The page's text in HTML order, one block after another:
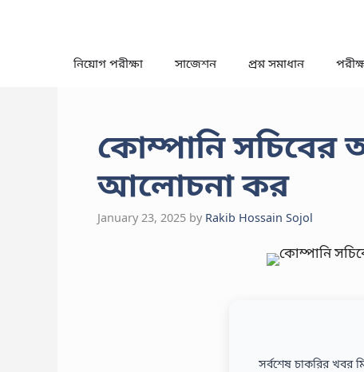
নিয়োগ পরীক্ষা সাজেশন প্রশ্ন সমাধান
কোম্পানি সচিবের
আলোচনা কর
January 23, 2025 by Rakib Hossain Sojol
সর্বশেষ চাকরির খবর